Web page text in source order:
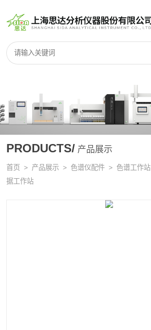
PRODUCTS/ 产品展示
首页 > 产品展示 > 色谱仪配件 > 色谱工作站
据工作站